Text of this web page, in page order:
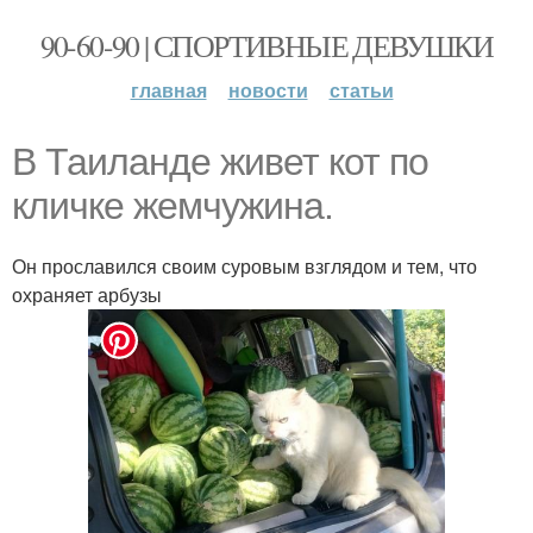
90-60-90 | СПОРТИВНЫЕ ДЕВУШКИ
главная новости статьи
В Таиланде живет кот по
кличке жемчужина.
Он прославился своим суровым взглядом и тем, что
охраняет арбузы